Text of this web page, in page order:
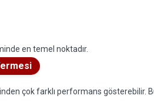
en temel noktadır.
çok farklı performans gösterebilir.